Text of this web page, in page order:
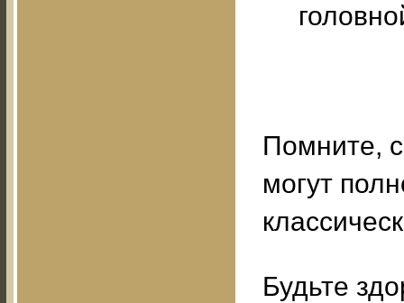
Помните,
могут
Будьте